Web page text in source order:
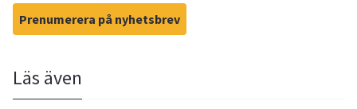
Prenumerera på nyhetsbrev
Läs även